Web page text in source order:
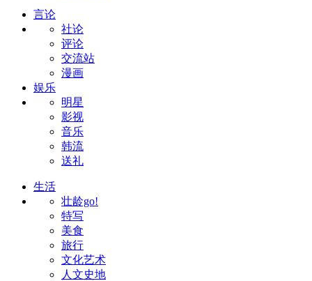
言论
社论
评论
交流站
漫画
娱乐
明星
影视
音乐
韩流
送礼
生活
壮龄go!
特写
美食
旅行
文化艺术
人文史地